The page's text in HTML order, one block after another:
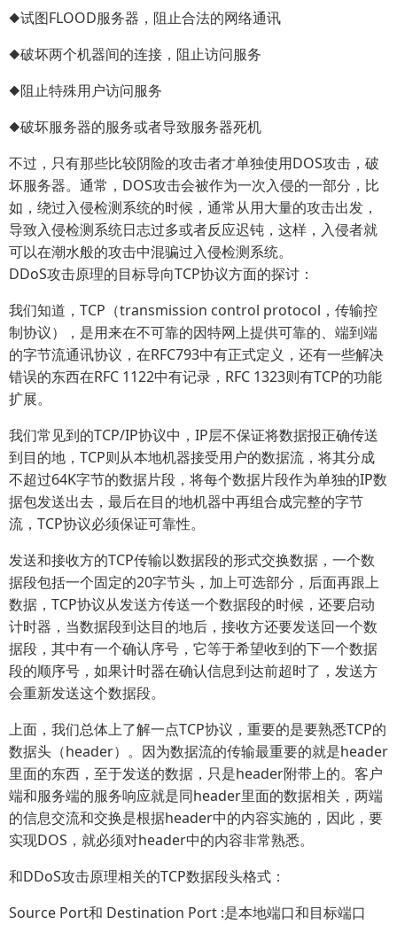
◆试图FLOOD服务器，阻止合法的网络通讯
◆破坏两个机器间的连接，阻止访问服务
◆阻止特殊用户访问服务
◆破坏服务器的服务或者导致服务器死机
不过，只有那些比较阴险的攻击者才单独使用DOS攻击，破
坏服务器。通常，DOS攻击会被作为一次入侵的一部分，比
如，绕过入侵检测系统的时候，通常从用大量的攻击出发，
导致入侵检测系统日志过多或者反应迟钝，这样，入侵者就
可以在潮水般的攻击中混骗过入侵检测系统。
DDoS攻击原理的目标导向TCP协议方面的探讨：
我们知道，TCP（transmission control protocol，传输控
制协议），是用来在不可靠的因特网上提供可靠的、端到端
的字节流通讯协议，在RFC793中有正式定义，还有一些解决
错误的东西在RFC 1122中有记录，RFC 1323则有TCP的功能
扩展。
我们常见到的TCP/IP协议中，IP层不保证将数据报正确传送
到目的地，TCP则从本地机器接受用户的数据流，将其分成
不超过64K字节的数据片段，将每个数据片段作为单独的IP数
据包发送出去，最后在目的地机器中再组合成完整的字节
流，TCP协议必须保证可靠性。
发送和接收方的TCP传输以数据段的形式交换数据，一个数
据段包括一个固定的20字节头，加上可选部分，后面再跟上
数据，TCP协议从发送方传送一个数据段的时候，还要启动
计时器，当数据段到达目的地后，接收方还要发送回一个数
据段，其中有一个确认序号，它等于希望收到的下一个数据
段的顺序号，如果计时器在确认信息到达前超时了，发送方
会重新发送这个数据段。
上面，我们总体上了解一点TCP协议，重要的是要熟悉TCP的
数据头（header）。因为数据流的传输最重要的就是header
里面的东西，至于发送的数据，只是header附带上的。客户
端和服务端的服务响应就是同header里面的数据相关，两端
的信息交流和交换是根据header中的内容实施的，因此，要
实现DOS，就必须对header中的内容非常熟悉。
和DDoS攻击原理相关的TCP数据段头格式：
Source Port和 Destination Port :是本地端口和目标端口